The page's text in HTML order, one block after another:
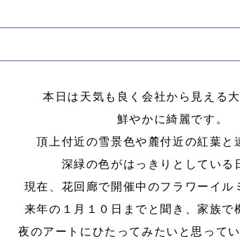
本日は天気も良く会社から見える
鮮やかに綺麗です。
頂上付近の雪景色や麓付近の紅葉と
深緑の色がはっきりとしている
現在、花回廊で開催中のフラワーイル
来年の１月１０日までと聞き、家族で
夜のアートにひたってみたいと思って